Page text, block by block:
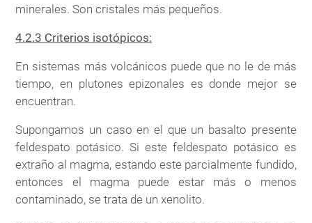
minerales. Son cristales más pequeños.
4.2.3 Criterios isotópicos:
En sistemas más volcánicos puede que no le de más
tiempo, en plutones epizonales es donde mejor se
encuentran.
Supongamos un caso en el que un basalto presente
feldespato potásico. Si este feldespato potásico es
extraño al magma, estando este parcialmente fundido,
entonces el magma puede estar más o menos
contaminado, se trata de un xenolito.